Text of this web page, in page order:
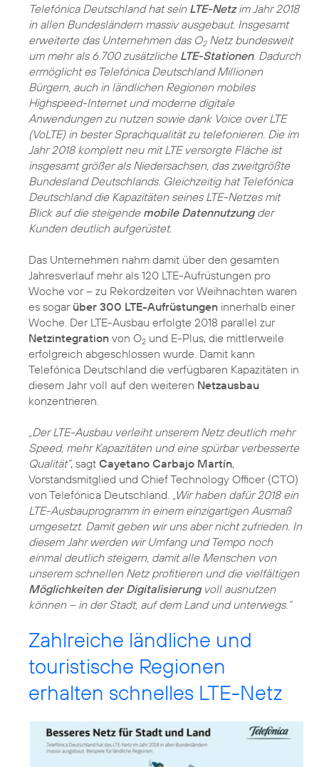
Telefónica Deutschland hat sein LTE-Netzim Jahr 2018
in allen Bundesländern massiv ausgebaut. Insgesamt
erweiterte das Unternehmen das O2Netz bundesweit
um mehr als 6.700 zusätzlicheLTE-Stationen. Dadurch
ermöglicht es Telefónica Deutschland Millionen
Bürgern, auch in ländlichen Regionen mobiles
Highspeed-Internet und moderne digitale
Anwendungen zu nutzen sowie dank Voice over LTE
(VoLTE) in bester Sprachqualität zu telefonieren. Die im
Jahr 2018 komplett neu mit LTE versorgte Fläche ist
insgesamt größer als Niedersachsen, das zweitgrößte
Bundesland Deutschlands. Gleichzeitig hat Telefónica
Deutschland die Kapazitäten seines LTE-Netzes mit
Blick auf die steigende mobile Datennutzungder
Kunden deutlich aufgerüstet.
Das Unternehmen nahm damit über den gesamten
Jahresverlauf mehr als 120 LTE-Aufrüstungen pro
Woche vor – zu Rekordzeiten vor Weihnachten waren
es sogar über 300 LTE-Aufrüstungen innerhalb einer
Woche. Der LTE-Ausbau erfolgte 2018 parallel zur
Netzintegration von O2 und E-Plus, die mittlerweile
erfolgreich abgeschlossen wurde. Damit kann
Telefónica Deutschland die verfügbaren Kapazitäten in
diesem Jahr voll auf den weiteren Netzausbau
konzentrieren.
„Der LTE-Ausbau verleiht unserem Netz deutlich mehr
Speed, mehr Kapazitäten und eine spürbar verbesserte
Qualität“, sagt Cayetano Carbajo Martín,
Vorstandsmitglied und Chief Technology Officer (CTO)
von Telefónica Deutschland.
„Wir haben dafür 2018 ein
LTE-Ausbauprogramm in einem einzigartigen Ausmaß
umgesetzt. Damit geben wir uns aber nicht zufrieden. In
diesem Jahr werden wir Umfang und Tempo noch
einmal deutlich steigern, damit alle Menschen von
unserem schnellen Netz profitieren und die vielfältigen
Möglichkeiten der Digitalisierungvoll ausnutzen
können – in der Stadt, auf dem Land und unterwegs.“
Zahlreiche ländliche und
touristische Regionen
erhalten schnelles LTE-Netz